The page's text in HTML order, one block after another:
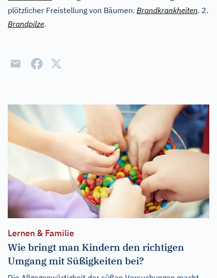
plötzlicher Freistellung von Bäumen. Brandkrankheiten. 2.
Brandpilze.
Lernen & Familie
Wie bringt man Kindern den richtigen
Umgang mit Süßigkeiten bei?